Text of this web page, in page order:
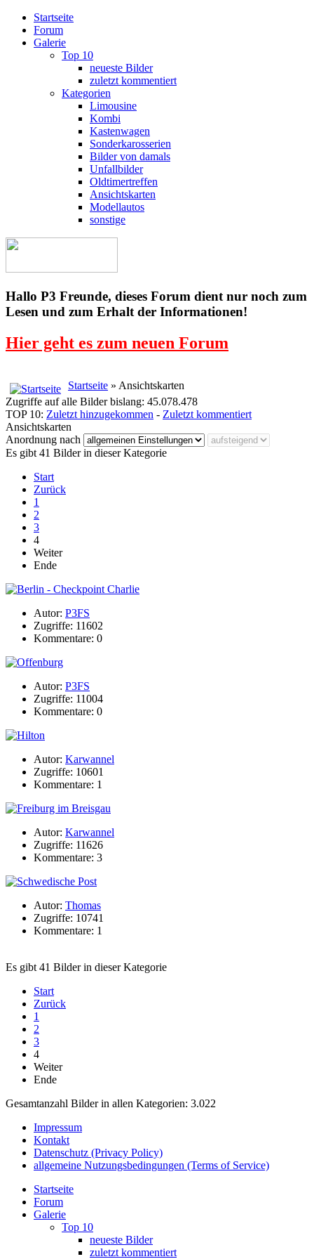
Startseite
Forum
Galerie
Top 10
neueste Bilder
zuletzt kommentiert
Kategorien
Limousine
Kombi
Kastenwagen
Sonderkarosserien
Bilder von damals
Unfallbilder
Oldtimertreffen
Ansichtskarten
Modellautos
sonstige
Hallo P3 Freunde, dieses Forum dient nur noch zum
Lesen und zum Erhalt der Informationen!
Hier geht es zum neuen Forum
Startseite » Ansichtskarten
Zugriffe auf alle Bilder bislang: 45.078.478
TOP 10: Zuletzt hinzugekommen - Zuletzt kommentiert
Ansichtskarten
Anordnung nach
Es gibt 41 Bilder in dieser Kategorie
Start
Zurück
1
2
3
4
Weiter
Ende
Autor: P3FS
Zugriffe: 11602
Kommentare: 0
Autor: P3FS
Zugriffe: 11004
Kommentare: 0
Autor: Karwannel
Zugriffe: 10601
Kommentare: 1
Autor: Karwannel
Zugriffe: 11626
Kommentare: 3
Autor: Thomas
Zugriffe: 10741
Kommentare: 1
Es gibt 41 Bilder in dieser Kategorie
Start
Zurück
1
2
3
4
Weiter
Ende
Gesamtanzahl Bilder in allen Kategorien: 3.022
Impressum
Kontakt
Datenschutz (Privacy Policy)
allgemeine Nutzungsbedingungen (Terms of Service)
Startseite
Forum
Galerie
Top 10
neueste Bilder
zuletzt kommentiert